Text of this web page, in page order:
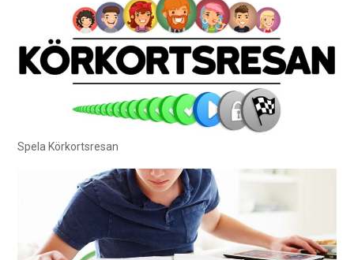
Spela Körkortsresan